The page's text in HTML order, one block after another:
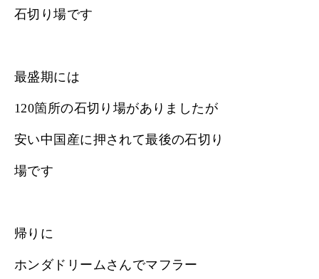
石切り場です
最盛期には
120箇所の石切り場がありましたが
安い中国産に押されて最後の石切り
場です
帰りに
ホンダドリームさんでマフラー